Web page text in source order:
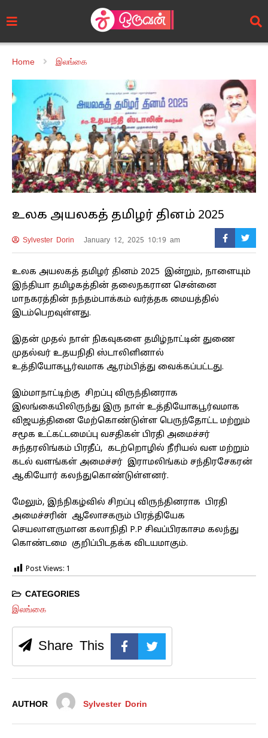
Home இலங்கை
உலக அயலகத் தமிழர் தினம் 2025
Sylvester Dorin January 12, 2025 10:19 am
உலக அயலகத் தமிழர் தினம் 2025 இன்றும், நாளையும்
இந்தியா தமிழகத்தின் தலைநகரான சென்னை
மாநகரத்தின் நந்தம்பாக்கம் வர்த்தக மையத்தில்
இடம்பெறவுள்ளது.
இதன் முதல் நாள் நிகவுகளை தமிழ்நாட்டின் துணை
முதல்வர் உதயநிதி ஸ்டாலிளினால்
உத்தியோகபூர்வமாக ஆரம்பித்து வைக்கப்பட்டது.
இம்மாநாட்டிற்கு சிறப்பு விருந்தினராக
இலங்கையிலிருந்து இரு நாள் உத்தியோகபூர்வமாக
விஜயத்தினை மேற்கொண்டுள்ள பெருந்தோட்ட மற்றும்
சமூக உட்கட்டமைப்பு வசதிகள் பிரதி அமைச்சர்
சுந்தரலிங்கம் பிரதீப், கடற்றொழில் நீரியல் வள மற்றும்
கடல் வளங்கள் அமைச்சர் இராமலிங்கம் சந்திரசேகரன்
ஆகியோர் கலந்துகொண்டுள்ளனர்.
மேலும், இந்நிகழ்வில் சிறப்பு விருந்தினராக பிரதி
அமைச்சரின் ஆலோசகரும் பிரத்தியேக
செயலாளருமான கலாநிதி P.P சிவப்பிரகாசம கலந்து
கொண்டமை குறிப்பிடதக்க விடயமாகும்.
Post Views: 1
CATEGORIES
இலங்கை
Share This
AUTHOR Sylvester Dorin